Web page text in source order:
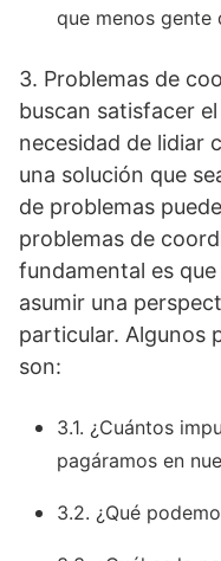
que menos gente
3. Problemas de
buscan satisfacer
necesidad de lidiar
una solución que
de problemas
problemas de
fundamental es
asumir una
particular. Algunos
son:
3.1. ¿Cuántos
pagáramos en
3.2. ¿Qué